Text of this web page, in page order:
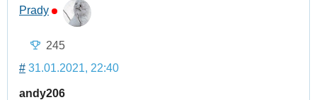
Prady
245
# 31.01.2021, 22:40
andy206